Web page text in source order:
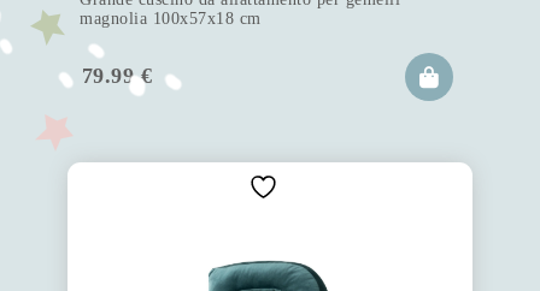
magnolia 100x57x18 cm
79.99€